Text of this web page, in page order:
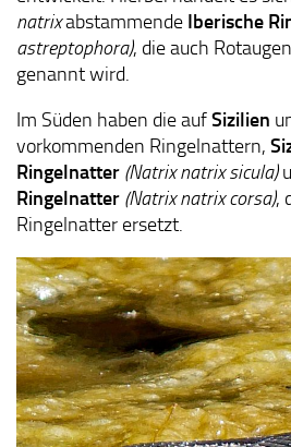
natrixabstammende Iberische
astreptophora), die auch
genannt wird.
Im Süden haben die aufSizilien
vorkommenden Ringelnattern,
Ringelnatter (Natrix natrix sicula)
Ringelnatter (Natrix natrix corsa),
Ringelnatter ersetzt.